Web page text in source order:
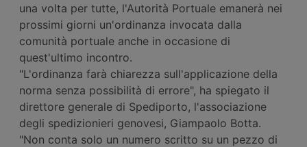
una volta per tutte, l'Autorità Portuale emanerà nei
prossimi giorni un'ordinanza invocata dalla
comunità portuale anche in occasione di
quest'ultimo incontro.
"L'ordinanza farà chiarezza sull'applicazione della
norma senza possibilità di errore", ha spiegato il
direttore generale di Spediporto, l'associazione
degli spedizionieri genovesi, Giampaolo Botta.
"Non conta solo un numero scritto su un pezzo di